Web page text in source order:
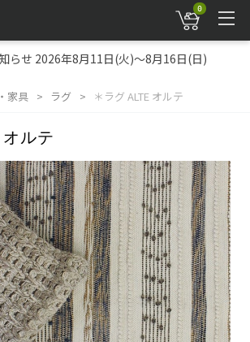
0
らせ 2026年8月11日(火)～8月16日(日)
家具 ラグ ＊ラグ ALTE オルテ
ルテ